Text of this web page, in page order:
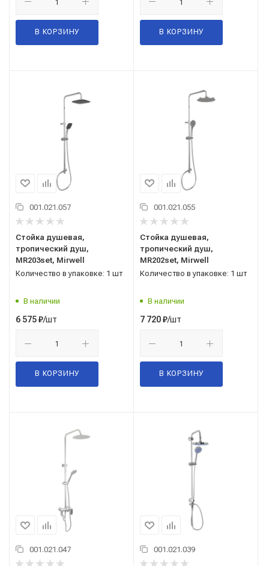
В КОРЗИНУ В КОРЗИНУ
001.021.057
Стойка душевая,
тропический душ,
MR203set, Mirwell
Количество в упаковке: 1 шт
В наличии
6 575₽/шт
В КОРЗИНУ
001.021.055
Стойка душевая,
тропический душ,
MR202set, Mirwell
Количество в упаковке: 1 шт
В наличии
7 720₽/шт
В КОРЗИНУ
001.021.047 001.021.039